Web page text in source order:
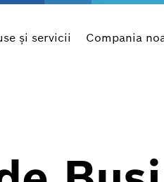
şi servicii Compania